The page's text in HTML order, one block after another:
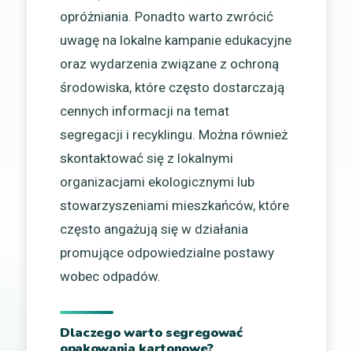
opróżniania. Ponadto warto zwrócić
uwagę na lokalne kampanie edukacyjne
oraz wydarzenia związane z ochroną
środowiska, które często dostarczają
cennych informacji na temat
segregacji i recyklingu. Można również
skontaktować się z lokalnymi
organizacjami ekologicznymi lub
stowarzyszeniami mieszkańców, które
często angażują się w działania
promujące odpowiedzialne postawy
wobec odpadów.
Dlaczego warto segregować